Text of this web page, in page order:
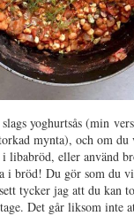
yoghurtsås (min
mynta), och om
libabröd, eller använd
i bröd! Du gör som du
tycker jag att du kan
Det går liksom inte